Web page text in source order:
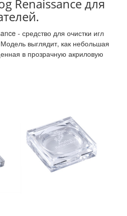
Renaissance для
- средство для очистки игл
выглядит, как небольшая
в прозрачную акриловую